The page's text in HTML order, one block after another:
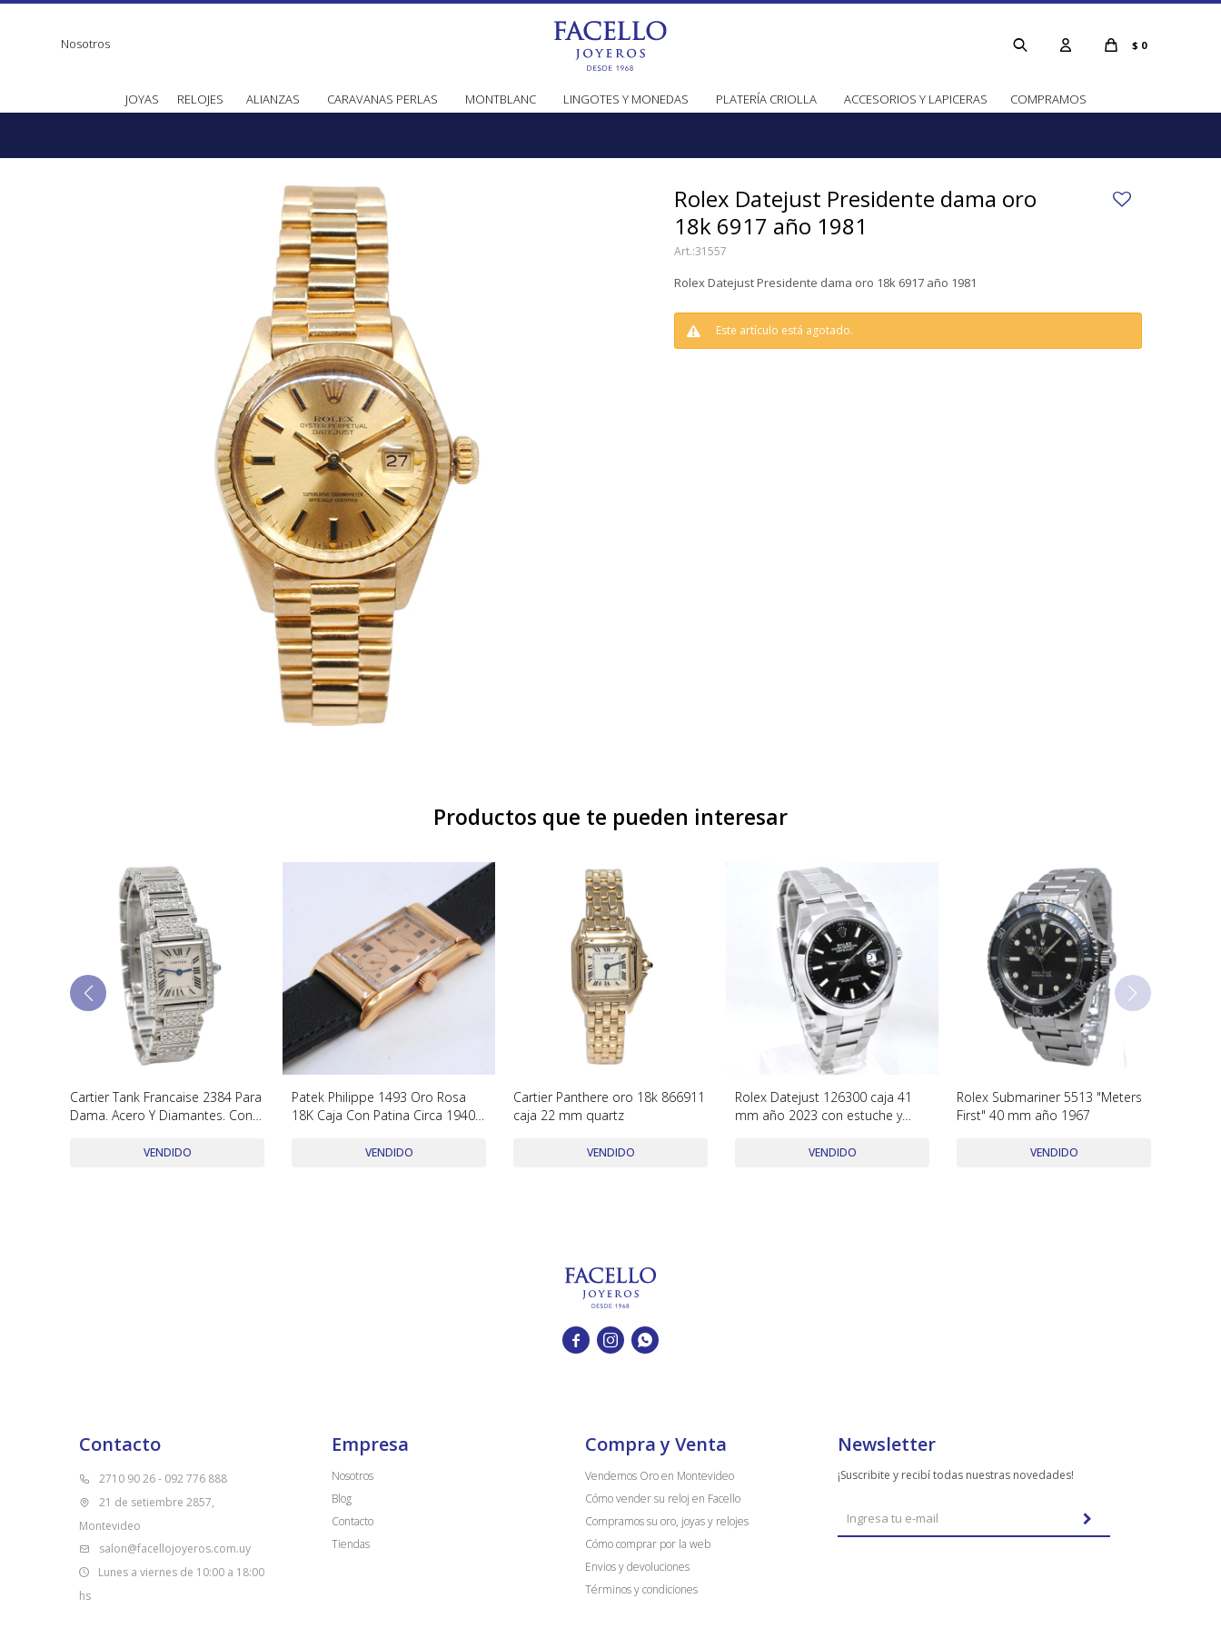
JOYAS RELOJES ALIANZAS CARAVANAS PERLAS MONTBLANC LINGOTES Y MONEDAS PLATERÍA CRIOLLA ACCESORIOS Y LAPICERAS COMPRAMOS
$ 0
Nosotros
Rolex Datejust Presidente dama oro
18k 6917 año 1981
31557
Rolex Datejust Presidente dama oro 18k 6917 año 1981
Este artículo está agotado.
Productos que te pueden interesar
Cartier Tank Francaise 2384 Para
Dama. Acero Y Diamantes. Con
VENDIDO
Patek Philippe 1493 Oro Rosa
18K Caja Con Patina Circa 1940´s
VENDIDO
Cartier Panthere oro 18k 866911
caja 22 mm quartz
VENDIDO
Rolex Datejust 126300 caja 41
mm año 2023 con estuche y
VENDIDO
Rolex Submariner 5513 "Meters
First" 40 mm año 1967
VENDIDO
  
Contacto
2710 90 26 - 092 776 888
21 de setiembre 2857,
Montevideo
salon@facellojoyeros.com.uy
Lunes a viernes de 10:00 a 18:00
hs
Empresa
Nosotros
Blog
Contacto
Tiendas
Compra y Venta
Vendemos Oro en Montevideo
Cómo vender su reloj en Facello
Compramos su oro, joyas y relojes
Cómo comprar por la web
Envios y devoluciones
Términos y condiciones
Newsletter
¡Suscribite y recibí todas nuestras novedades!